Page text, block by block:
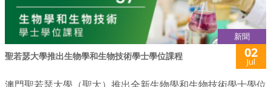
新聞
聖若瑟大學推出生物學和生物技術學士學位課程 02
Jul